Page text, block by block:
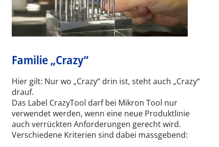
Familie „Crazy“
Hier gilt: Nur wo „Crazy“ drin ist, steht auch „Crazy“
drauf.
Das Label CrazyTool darf bei Mikron Tool nur
verwendet werden, wenn eine neue Produktlinie
auch verrückten Anforderungen gerecht wird.
Verschiedene Kriterien sind dabei massgebend: